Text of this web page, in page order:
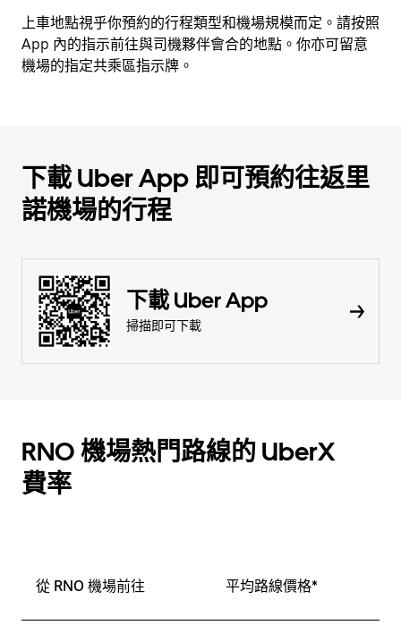
上車地點視乎你預約的行程類型和機場規模而定。請按照
App 內的指示前往與司機夥伴會合的地點。你亦可留意
機場的指定共乘區指示牌。
下載 Uber App 即可預約往返里
諾機場的行程
下載 Uber App
掃描即可下載
RNO 機場熱門路線的 UberX
費率
從 RNO 機場前往 平均路線價格*